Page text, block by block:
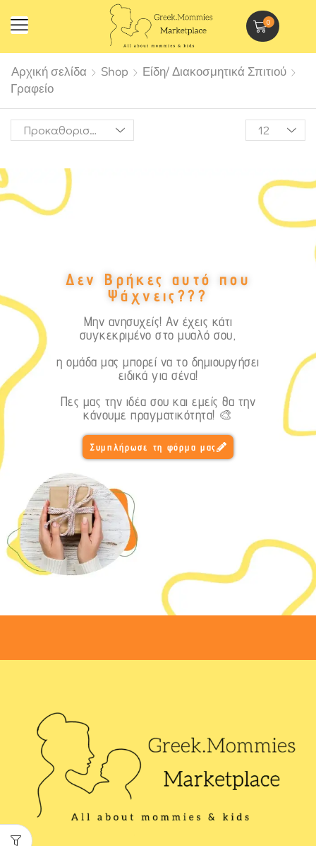
0
Αρχική σελίδα Shop
Είδη/ Διακοσμητικά Σπιτιού
Γραφείο
Δεν Βρήκες αυτό που
Ψάχνεις???
Μην ανησυχείς! Αν έχεις κάτι
συγκεκριμένο στο μυαλό σου,
η ομάδα μας μπορεί να το δημιουργήσει
ειδικά για σένα!
Πες μας την ιδέα σου και εμείς θα την
κάνουμε πραγματικότητα! 🎨
Συμπλήρωσε τη φόρμα μας